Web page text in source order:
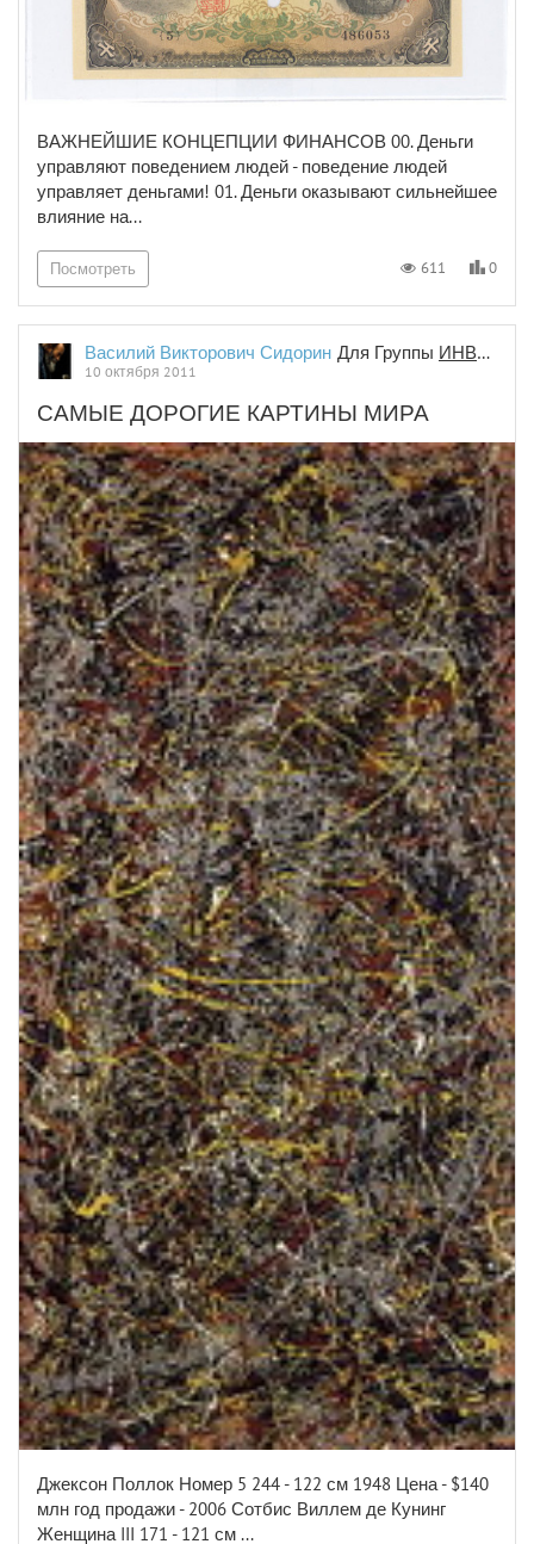
ВАЖНЕЙШИЕ КОНЦЕПЦИИ ФИНАНСОВ 00. Деньги
управляют поведением людей - поведение людей
управляет деньгами! 01. Деньги оказыва­ют сильнейшее
влияние на...
Посмотреть 611 0
Василий Викторович Сидорин
10 октября 2011
Для Группы ИНВЕСТИЦИИ И ФИНАНСЫ
САМЫЕ ДОРОГИЕ КАРТИНЫ МИРА
Джексон Поллок Номер 5 244 - 122 см 1948 Цена - $140
млн год продажи - 2006 Сотбис Виллем де Кунинг
Женщина III 171 - 121 см ...